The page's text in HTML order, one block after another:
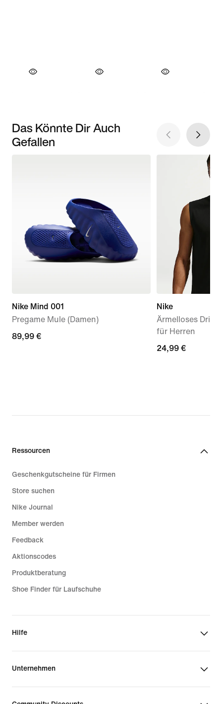
Das Könnte Dir Auch
Gefallen
Nike Mind 001
Pregame Mule (Damen)
89,99 €
89,99 €
Nike
Ärmelloses Dri-
für Herren
24,99 €
24,99 €
Ressourcen
Geschenkgutscheine für Firmen
Store suchen
Nike Journal
Member werden
Feedback
Aktionscodes
Produktberatung
Shoe Finder für Laufschuhe
Hilfe
Unternehmen